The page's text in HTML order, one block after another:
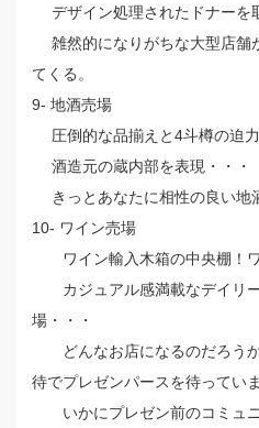
デザイン処理されたドナーを
雑然的になりがちな大型店舗
てくる。
9- 地酒売場
圧倒的な品揃えと4斗樽の迫
酒造元の蔵内部を表現・・・
きっとあなたに相性の良い地
10- ワイン売場
ワイン輸入木箱の中央棚！ワ
カジュアル感満載なデイリー
場・・・
どんなお店になるのだろうか
待でプレゼンパースを待っていま
いかにプレゼン前のコミュ